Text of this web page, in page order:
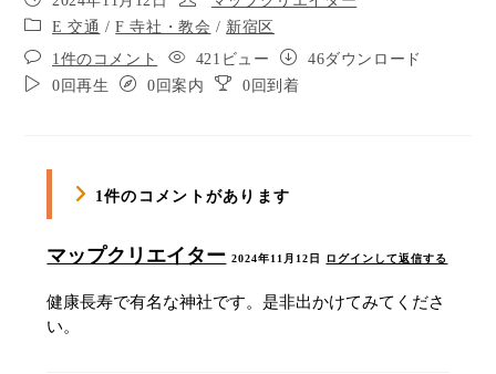
E 交通 /F 寺社・教会 / 新宿区
1件のコメント
421ビュー
46ダウンロード
0回再生
0回案内 0回到着
1件のコメントがあります
マップクリエイター 2024年11月12日 ログインして返信する
健康長寿で有名な神社です。是非出かけてみてくださ
い。